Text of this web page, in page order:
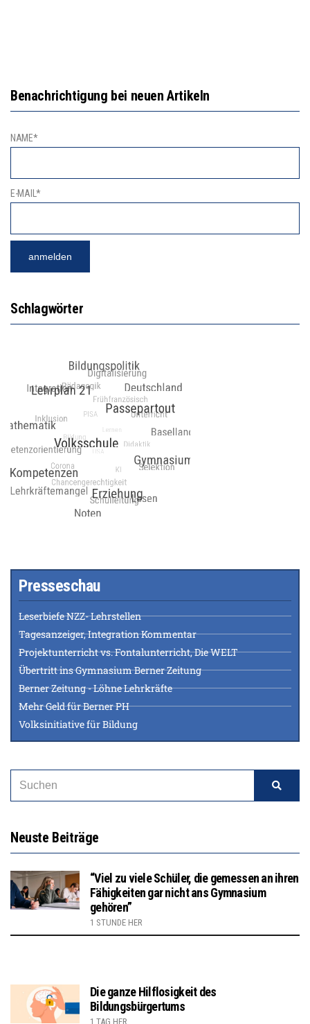
Benachrichtigung bei neuen Artikeln
NAME*
E-MAIL*
Schlagwörter
Presseschau
Leserbiefe NZZ- Lehrstellen
Tagesanzeiger, Integration Kommentar
Projektunterricht vs. Fontalunterricht, Die WELT
Übertritt ins Gymnasium Berner Zeitung
Berner Zeitung - Löhne Lehrkräfte
Mehr Geld für Berner PH
Volksinitiative für Bildung
Neuste Beiträge
“Viel zu viele Schüler, die gemessen an ihren
Fähigkeiten gar nicht ans Gymnasium
gehören”
1 STUNDE HER
Die ganze Hilflosigkeit des
Bildungsbürgertums
1 TAG HER